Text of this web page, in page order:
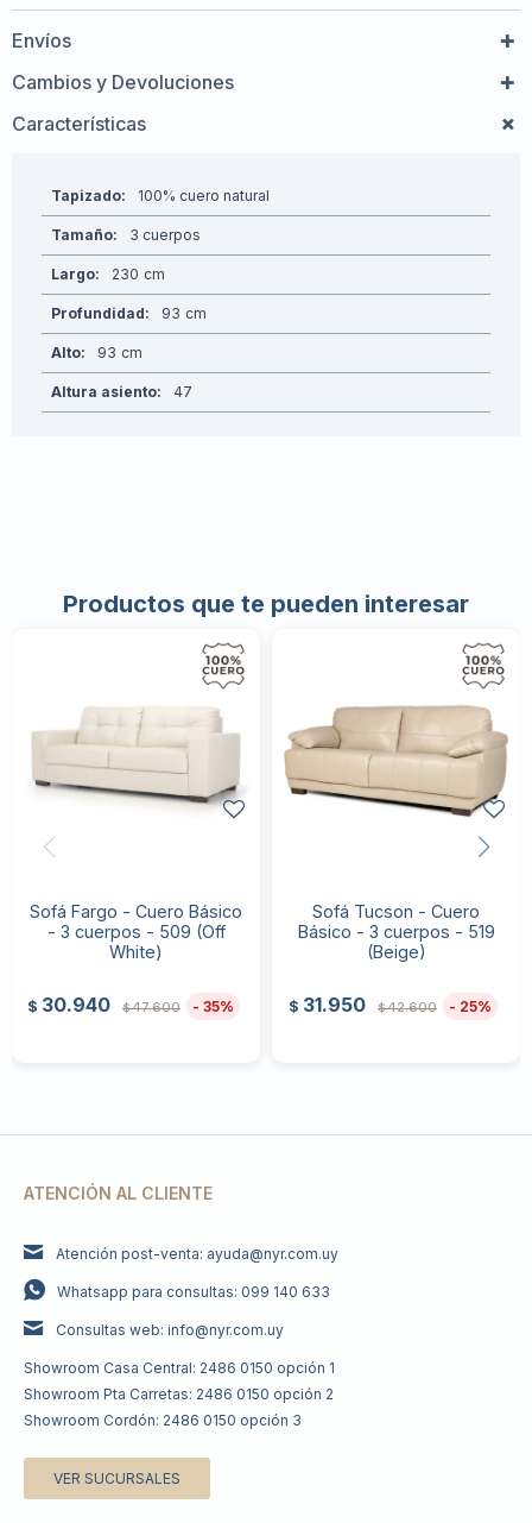
Envíos
Cambios y Devoluciones
Características
Tapizado 100% cuero natural
Tamaño 3 cuerpos
Largo 230
Profundidad 93
Alto 93
Altura asiento 47
Productos que te pueden interesar
Sofá Fargo - Cuero Básico
- 3 cuerpos - 509 (Off
White)
$ 30.940 $47.600 35
Sofá Tucson - Cuero
Básico - 3 cuerpos - 519
(Beige)
$ 31.950 $42.600 25
ATENCIÓN AL CLIENTE
Atención post-venta: ayuda@nyr.com.uy
Whatsapp para consultas: 099 140 633
Consultas web: info@nyr.com.uy
Showroom Casa Central: 2486 0150 opción 1
Showroom Pta Carretas: 2486 0150 opción 2
Showroom Cordón: 2486 0150 opción 3
VER SUCURSALES